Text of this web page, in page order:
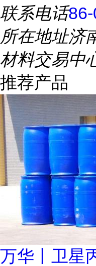
联系电话
所在地址济
材料交易中
推荐产品
万华丨卫星